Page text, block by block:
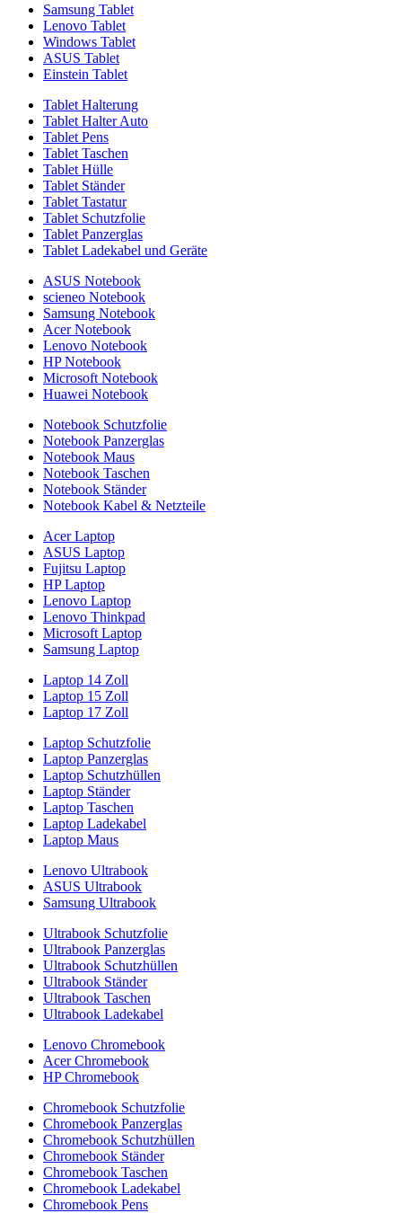
Samsung Tablet
Lenovo Tablet
Windows Tablet
ASUS Tablet
Einstein Tablet
Tablet Halterung
Tablet Halter Auto
Tablet Pens
Tablet Taschen
Tablet Hülle
Tablet Ständer
Tablet Tastatur
Tablet Schutzfolie
Tablet Panzerglas
Tablet Ladekabel und Geräte
ASUS Notebook
scieneo Notebook
Samsung Notebook
Acer Notebook
Lenovo Notebook
HP Notebook
Microsoft Notebook
Huawei Notebook
Notebook Schutzfolie
Notebook Panzerglas
Notebook Maus
Notebook Taschen
Notebook Ständer
Notebook Kabel & Netzteile
Acer Laptop
ASUS Laptop
Fujitsu Laptop
HP Laptop
Lenovo Laptop
Lenovo Thinkpad
Microsoft Laptop
Samsung Laptop
Laptop 14 Zoll
Laptop 15 Zoll
Laptop 17 Zoll
Laptop Schutzfolie
Laptop Panzerglas
Laptop Schutzhüllen
Laptop Ständer
Laptop Taschen
Laptop Ladekabel
Laptop Maus
Lenovo Ultrabook
ASUS Ultrabook
Samsung Ultrabook
Ultrabook Schutzfolie
Ultrabook Panzerglas
Ultrabook Schutzhüllen
Ultrabook Ständer
Ultrabook Taschen
Ultrabook Ladekabel
Lenovo Chromebook
Acer Chromebook
HP Chromebook
Chromebook Schutzfolie
Chromebook Panzerglas
Chromebook Schutzhüllen
Chromebook Ständer
Chromebook Taschen
Chromebook Ladekabel
Chromebook Pens